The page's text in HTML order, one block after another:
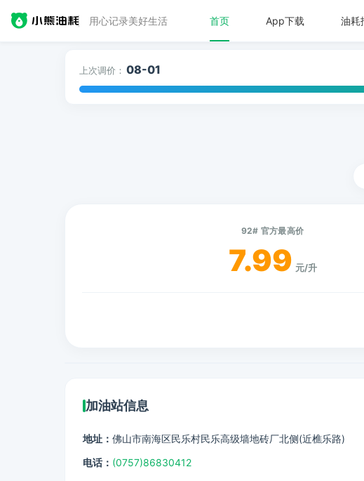
用心记录美好生活 首页 App下载 油耗
上次调价： 08-01
92# 官方最高价
7.99 元/升
加油站信息
地址： 佛山市南海区民乐村民乐高级墙地砖厂北侧(近樵乐路)
电话： (0757)86830412